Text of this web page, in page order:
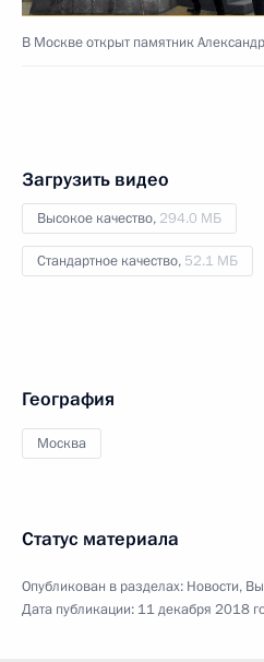
В Москве открыт памятник
Загрузить видео
Высокое качество, 294.0 МБ
Стандартное качество, 52.1 МБ
География
Москва
Статус материала
Опубликован в разделах: Новости,
Дата публикации: 11 декабря 2018